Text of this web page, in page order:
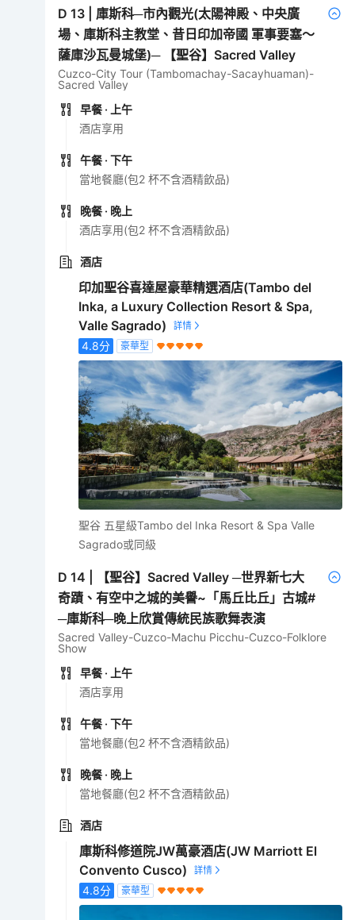
D13
庫斯科─市內觀光(太陽神殿、中央廣
場、庫斯科主教堂、昔日印加帝國 軍事要塞～
薩庫沙瓦曼城堡)─ 【聖谷】Sacred Valley
Cuzco-City Tour (Tambomachay-Sacayhuaman)-
Sacred Valley
早餐 · 上午
酒店享用
午餐 · 下午
當地餐廳(包2 杯不含酒精飲品)
晚餐 · 晚上
酒店享用(包2 杯不含酒精飲品)
酒店
印加聖谷喜達屋豪華精選酒店(Tambo del
Inka, a Luxury Collection Resort & Spa,
Valle Sagrado)
4.8分 豪華型
聖谷 五星級Tambo del Inka Resort & Spa Valle
Sagrado或同級
D14
【聖谷】Sacred Valley ─世界新七大
奇蹟、有空中之城的美譽~「馬丘比丘」古城#
─庫斯科─晚上欣賞傳統民族歌舞表演
Sacred Valley-Cuzco-Machu Picchu-Cuzco-Folklore
Show
早餐 · 上午
酒店享用
午餐 · 下午
當地餐廳(包2 杯不含酒精飲品)
晚餐 · 晚上
當地餐廳(包2 杯不含酒精飲品)
酒店
庫斯科修道院JW萬豪酒店(JW Marriott El
Convento Cusco)
4.8分 豪華型